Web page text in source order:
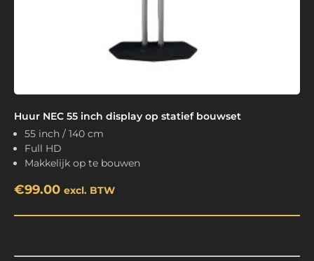
Huur NEC 55 inch display op statief bouwset
55 inch / 140 cm
Full HD
Makkelijk op te bouwen
€99.00 excl. BTW